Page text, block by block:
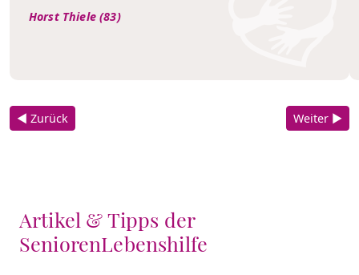
Horst Thiele (83)
◀ Zurück Weiter ▶
Artikel & Tipps der
SeniorenLebenshilfe